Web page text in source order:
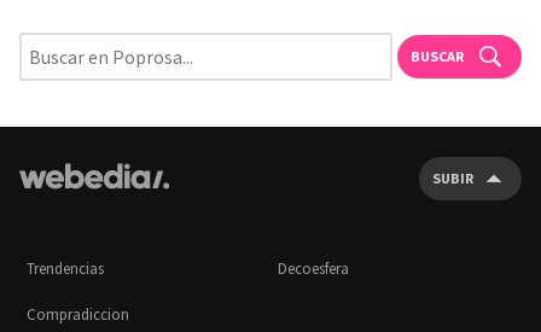
BUSCAR
SUBIR
Trendencias Decoesfera
Compradiccion